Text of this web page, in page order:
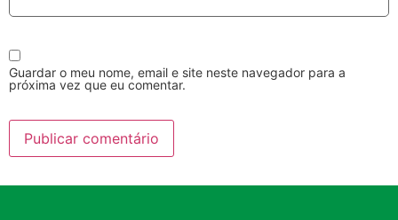
Guardar o meu nome, email e site neste navegador para a
próxima vez que eu comentar.
Lavagem Manual